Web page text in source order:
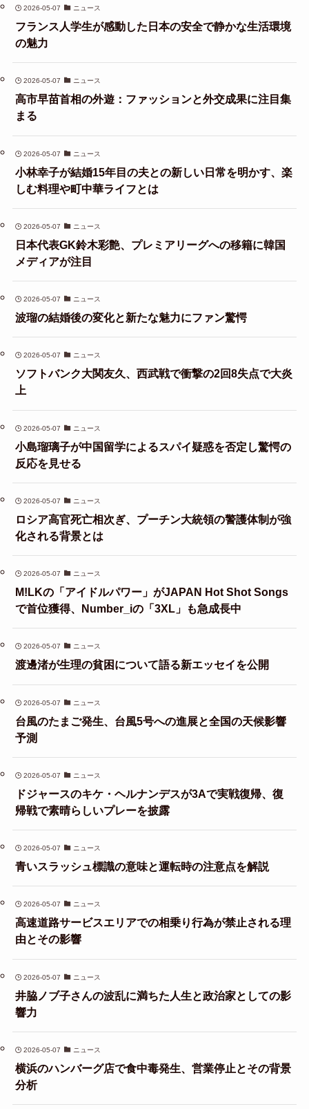
2026-05-07 ニュース
フランス人学生が感動した日本の安全で静かな生活環境
の魅力
2026-05-07 ニュース
高市早苗首相の外遊：ファッションと外交成果に注目集
まる
2026-05-07 ニュース
小林幸子が結婚15年目の夫との新しい日常を明かす、楽
しむ料理や町中華ライフとは
2026-05-07 ニュース
日本代表GK鈴木彩艶、プレミアリーグへの移籍に韓国
メディアが注目
2026-05-07 ニュース
波瑠の結婚後の変化と新たな魅力にファン驚愕
2026-05-07 ニュース
ソフトバンク大関友久、西武戦で衝撃の2回8失点で大炎
上
2026-05-07 ニュース
小島瑠璃子が中国留学によるスパイ疑惑を否定し驚愕の
反応を見せる
2026-05-07 ニュース
ロシア高官死亡相次ぎ、プーチン大統領の警護体制が強
化される背景とは
2026-05-07 ニュース
M!LKの「アイドルパワー」がJAPAN Hot Shot Songs
で首位獲得、Number_iの「3XL」も急成長中
2026-05-07 ニュース
渡邊渚が生理の貧困について語る新エッセイを公開
2026-05-07 ニュース
台風のたまご発生、台風5号への進展と全国の天候影響
予測
2026-05-07 ニュース
ドジャースのキケ・ヘルナンデスが3Aで実戦復帰、復
帰戦で素晴らしいプレーを披露
2026-05-07 ニュース
青いスラッシュ標識の意味と運転時の注意点を解説
2026-05-07 ニュース
高速道路サービスエリアでの相乗り行為が禁止される理
由とその影響
2026-05-07 ニュース
井脇ノブ子さんの波乱に満ちた人生と政治家としての影
響力
2026-05-07 ニュース
横浜のハンバーグ店で食中毒発生、営業停止とその背景
分析